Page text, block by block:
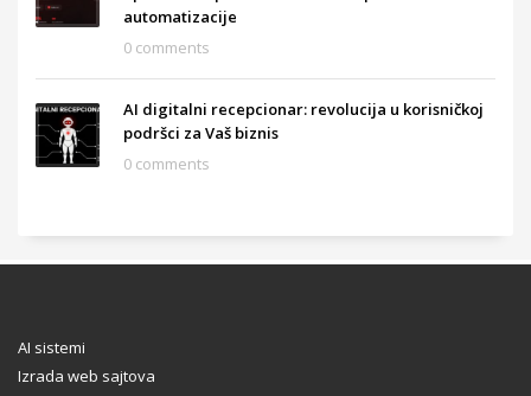
automatizacije
0 comments
AI digitalni recepcionar: revolucija u korisničkoj
podršci za Vaš biznis
0 comments
AI sistemi
Izrada web sajtova